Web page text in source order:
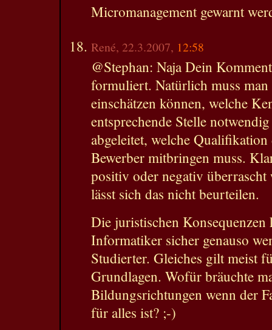
Micromanagement gewarnt
René, 22.3.2007, 12:58
@Stephan: Naja Dein
formuliert. Natürlich muss man
einschätzen können, welche
entsprechende Stelle
abgeleitet, welche Qualifikation
Bewerber mitbringen muss.
positiv oder negativ überrascht
lässt sich das nicht beurteilen.
Die juristischen
Informatiker sicher genauso
Studierter. Gleiches gilt meist
Grundlagen. Wofür bräuchte
Bildungsrichtungen wenn der
für alles ist? ;-)